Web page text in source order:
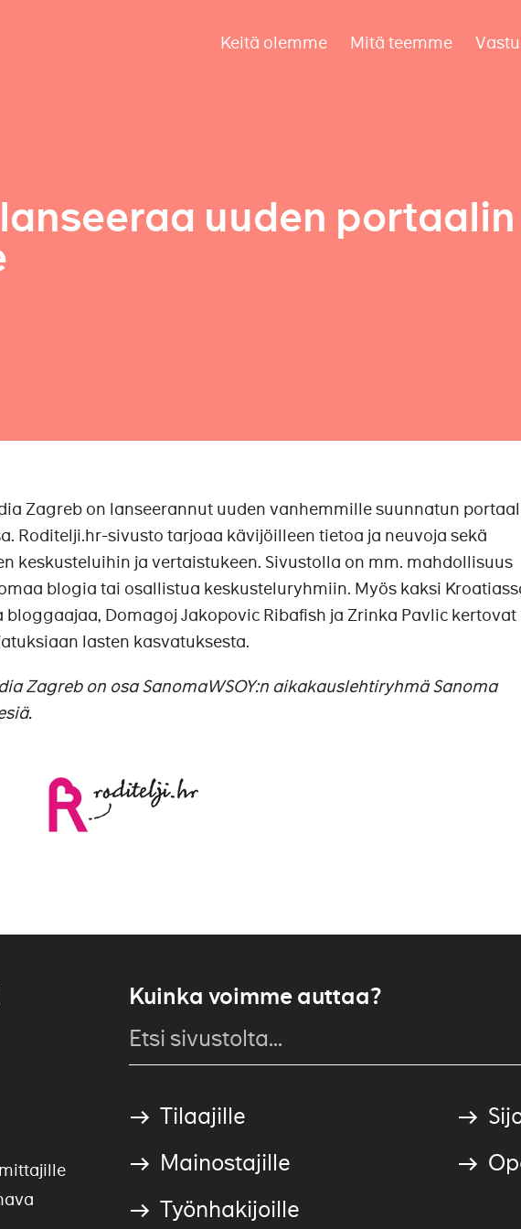
Keitä olemme Mitä teemme
uuden
Zagreb on lanseerannut uuden vanhemmille suunnatun
Roditelji.hr-sivusto tarjoaa kävijöilleen tietoa ja neuvoja sekä
keskusteluihin ja vertaistukeen. Sivustolla on mm. mahdollisuus
blogia tai osallistua keskusteluryhmiin. Myös kaksi
bloggaajaa, Domagoj Jakopovic Ribafish ja Zrinka Pavlic kertovat
lasten kasvatuksesta.
Zagreb on osa SanomaWSOY:n aikakauslehtiryhmä Sanoma
Kuinka voimme auttaa?
Tilaajille
Mainostajille
Työnhakijoille